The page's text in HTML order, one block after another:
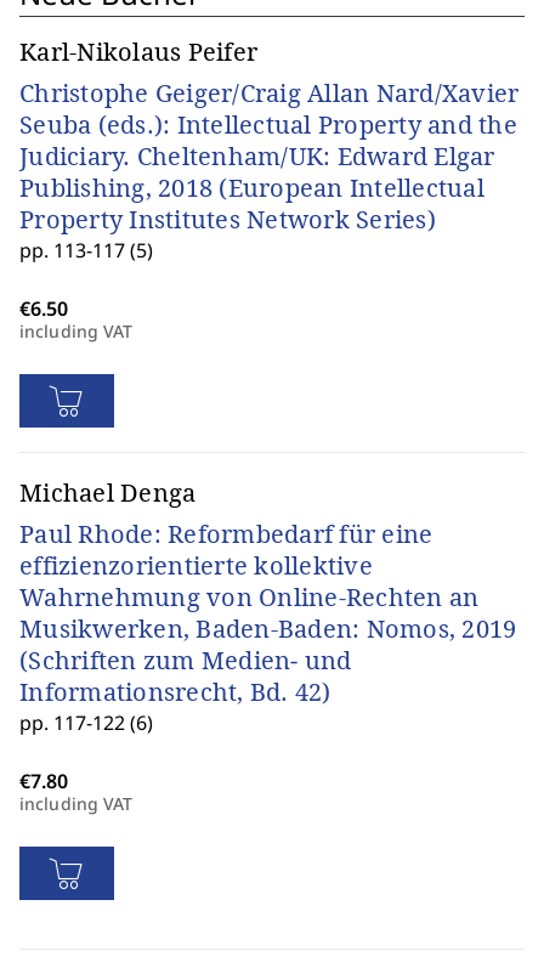
Karl-Nikolaus Peifer
Christophe Geiger/Craig Allan Nard/Xavier
Seuba (eds.): Intellectual Property and the
Judiciary. Cheltenham/UK: Edward Elgar
Publishing, 2018 (European Intellectual
Property Institutes Network Series)
pp. 113-117 (5)
including VAT
Michael Denga
Paul Rhode: Reformbedarf für eine
effizienzorientierte kollektive
Wahrnehmung von Online-Rechten an
Musikwerken, Baden-Baden: Nomos, 2019
(Schriften zum Medien‑ und
Informationsrecht, Bd. 42)
pp. 117-122 (6)
including VAT